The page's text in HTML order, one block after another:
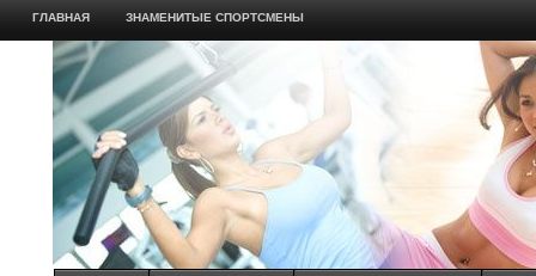
ГЛАВНАЯ ЗНАМЕНИТЫЕ СПОРТСМЕНЫ